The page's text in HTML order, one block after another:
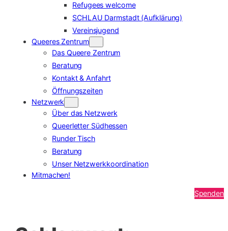
Refugees welcome
SCHLAU Darmstadt (Aufklärung)
Vereinsjugend
Queeres Zentrum
Das Queere Zentrum
Beratung
Kontakt & Anfahrt
Öffnungszeiten
Netzwerk
Über das Netzwerk
Queerletter Südhessen
Runder Tisch
Beratung
Unser Netzwerkkoordination
Mitmachen!
Spenden